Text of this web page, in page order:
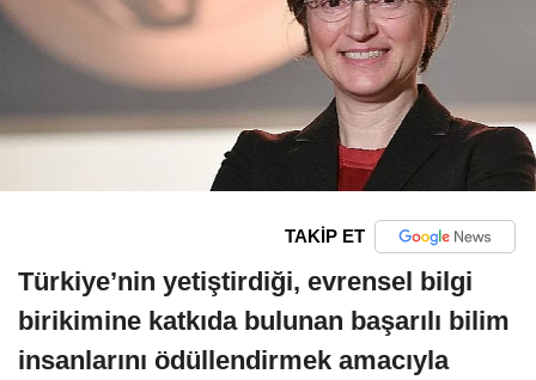
TAKİP ET
Türkiye’nin yetiştirdiği, evrensel bilgi
birikimine katkıda bulunan başarılı bilim
insanlarını ödüllendirmek amacıyla